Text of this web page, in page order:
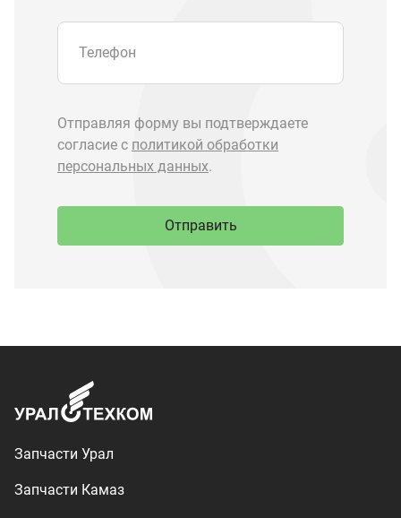
Запчасти Урал
Запчасти Камаз
Спецпредложения
Доставка и оплата
utkm@mail.ru
ул. Нижнезаречная, 71